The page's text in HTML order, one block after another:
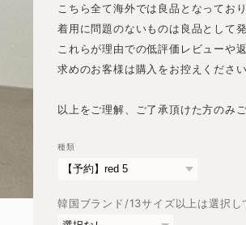
こちら全て海外では良品となっており
着用に問題のないものは良品として
これらが理由での低評価レビューや
求めのお客様は購入をお控えください
以上をご理解、ご了承頂けた方のみ
種類
韓国ブランド/13サイズ以上は選択し